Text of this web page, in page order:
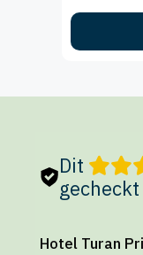
Dit
Hotel Turan